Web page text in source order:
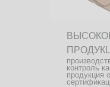
контроль
продукция